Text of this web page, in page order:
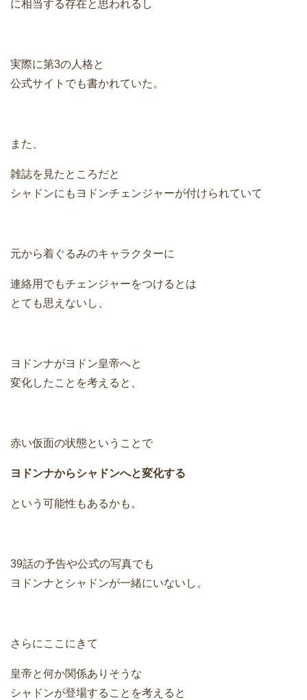
に相当する存在と思われるし
実際に第3の人格と
公式サイトでも書かれていた。
また、
雑誌を見たところだと
シャドンにもヨドンチェンジャーが付けられていて
元から着ぐるみのキャラクターに
連絡用でもチェンジャーをつけるとは
とても思えないし、
ヨドンナがヨドン皇帝へと
変化したことを考えると、
赤い仮面の状態ということで
ヨドンナからシャドンへと変化する
という可能性もあるかも。
39話の予告や公式の写真でも
ヨドンナとシャドンが一緒にいないし。
さらにここにきて
皇帝と何か関係ありそうな
シャドンが登場することを考えると